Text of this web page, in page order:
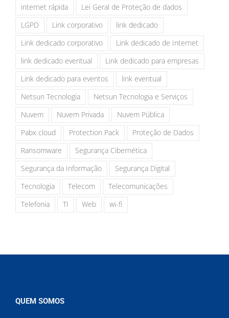
internet rápida
Lei Geral de Proteção de dados
LGPD
Link corporativo
link dedicado
Link dedicado corporativo
Link dedicado de Internet
link dedicado eventual
Link dedicado para empresas
Link dedicado para eventos
link eventual
Netsun Tecnologia
Netsun Tecnologia e Serviços
Nuvem
Nuvem Privada
Nuvem Pública
Pabx cloud
Protection Pack
Proteção de Dados
Ransomware
Segurança Cibernética
Segurança da Informação
Segurança Digital
Tecnologia
Telecom
Telecomunicações
Telefonia
TI Web wi-fi
QUEM SOMOS